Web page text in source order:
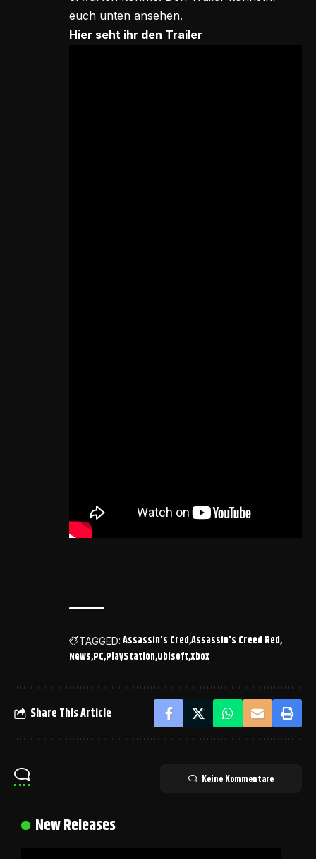
euch unten ansehen.
Hier seht ihr den Trailer
TAGGED: Assassin's CredAssassin's Creed Red
News PC PlayStation UbisoftXbox
Share This Article
Keine Kommentare
New Releases